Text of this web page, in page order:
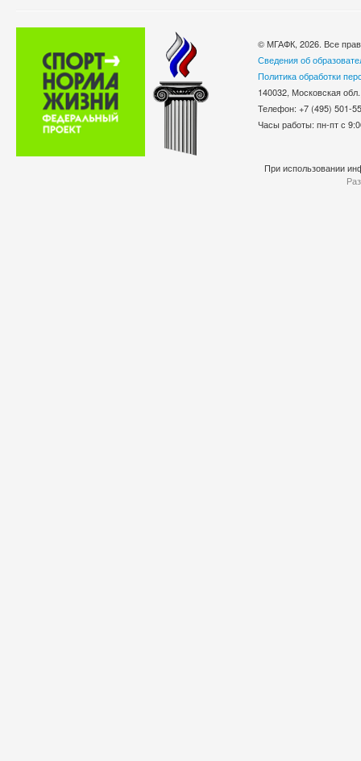
© МГАФК, 2026. Все
Сведения об
Политика обработки
140032, Московская
Телефон: +7 (495)
Часы работы: пн-пт с
При использовании